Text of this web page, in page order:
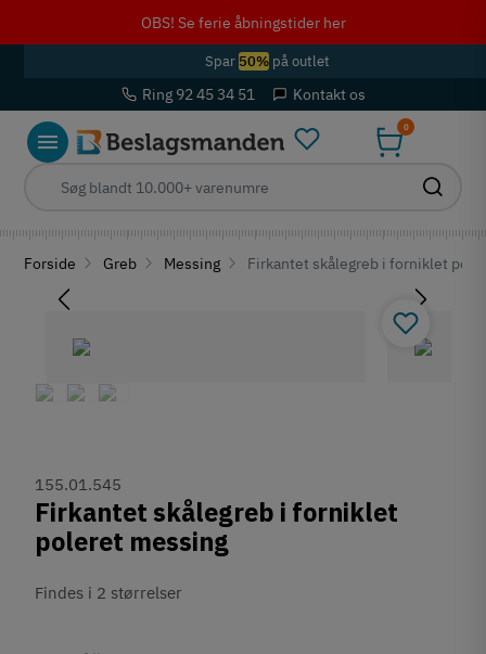
OBS! Se ferie åbningstider her
Spar 50%på outlet
Ring 92 45 34 51 Kontakt os
0
Forside Greb Messing Firkantet skålegreb i forniklet
155.01.545
Firkantet skålegreb i forniklet
poleret messing
Findes i 2 størrelser